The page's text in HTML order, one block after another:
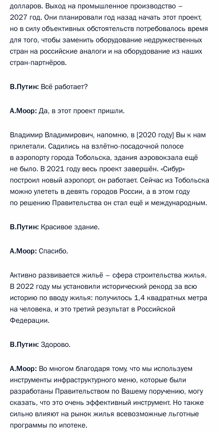
долларов. Выход на промышленное производство –
2027 год. Они планировали год назад начать этот проект,
но в силу объективных обстоятельств потребовалось время
для того, чтобы заменить оборудование недружественных
стран на российские аналоги и на оборудование из наших
стран-партнёров.
В.Путин: Всё работает?
А.Моор: Да, в этот проект пришли.
Владимир Владимирович, напомню, в [2020 году] Вы к нам
прилетали. Садились на взлётно-посадочной полосе
в аэропорту города Тобольска, здания аэровокзала ещё
не было. В 2021 году весь проект завершён. «Сибур»
построил новый аэропорт, он работает. Сейчас из Тобольска
можно улететь в девять городов России, а в этом году
по решению Правительства он стал ещё и международным.
В.Путин: Красивое здание.
А.Моор: Спасибо.
Активно развивается жильё – сфера строительства жилья.
В 2022 году мы установили исторический рекорд за всю
историю по вводу жилья: получилось 1,4 квадратных метра
на человека, и это третий результат в Российской
Федерации.
В.Путин: Здорово.
А.Моор: Во многом благодаря тому, что мы используем
инструменты инфраструктурного меню, которые были
разработаны Правительством по Вашему поручению, могу
сказать, что это очень эффективный инструмент. Но также
сильно влияют на рынок жилья всевозможные льготные
программы по ипотеке.